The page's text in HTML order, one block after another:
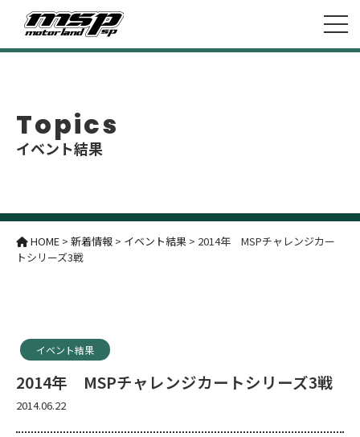
Topics
イベント結果
HOME > 新着情報 > イベント結果 > 2014年 MSPチャレンジカー
トシリーズ3戦
イベント結果
2014年 MSPチャレンジカートシリーズ3戦
2014.06.22